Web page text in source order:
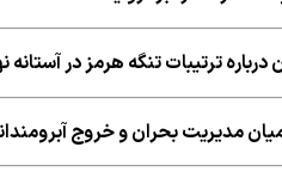
ترتیبات تنگه هرمز در
مدیریت بحران و خروج